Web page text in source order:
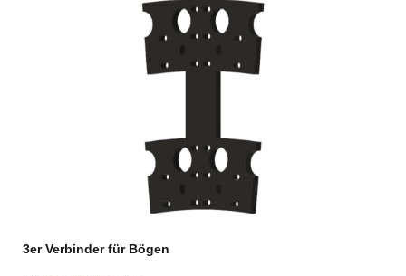
3er Verbinder für Bögen